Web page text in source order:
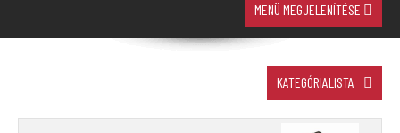
MENÜ MEGJELENÍTÉSE
KATEGÓRIALISTA